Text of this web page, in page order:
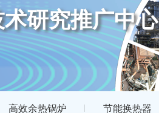
研究推广中心
高效余热锅炉 节能换热器